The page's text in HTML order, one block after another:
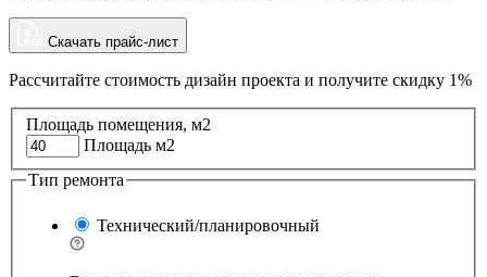
Скачать прайс-лист
Рассчитайте стоимость дизайн проекта и получите скидку 1%
Площадь помещения, м2
Площадь м2
Тип ремонта
Технический/планировочный